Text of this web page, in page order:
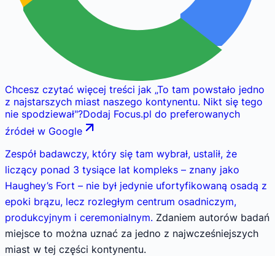
Chcesz czytać więcej treści jak „To tam powstało jedno
z najstarszych miast naszego kontynentu. Nikt się tego
nie spodziewał"?Dodaj Focus.pl do preferowanych
źródeł w Google
Zespół badawczy, który się tam wybrał, ustalił, że
liczący ponad 3 tysiące lat kompleks – znany jako
Haughey’s Fort – nie był jedynie ufortyfikowaną osadą z
epoki brązu, lecz rozległym centrum osadniczym,
produkcyjnym i ceremonialnym. Zdaniem autorów badań
miejsce to można uznać za jedno z najwcześniejszych
miast w tej części kontynentu.